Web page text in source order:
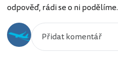
odpověď, rádi se o ni podělíme.